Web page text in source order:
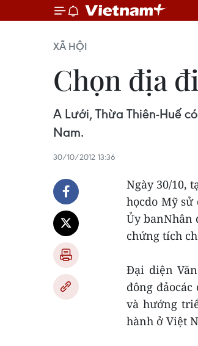
XÃ HỘI
Chọn địa
A Lưới, Thừa Thiên-Huế
Nam.
30/10/2012 13:36
Ngày 30/10,
họcdo Mỹ
Ủy banNhân
chứng tích
Đại diện
đông
và hướng
hành ở Việt